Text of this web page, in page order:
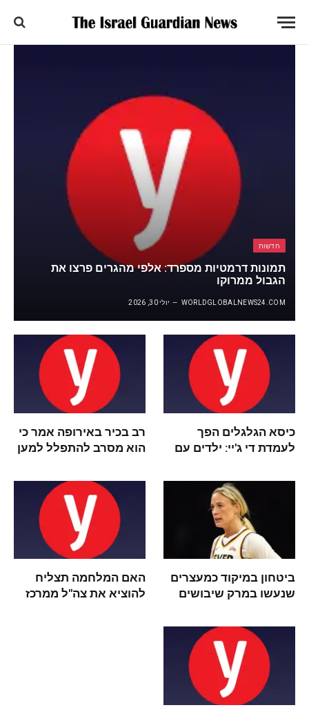
חדשות
תמונות דרמטיות מספרד: אלפי מהגרים פרצו את
הגבול ממרוקו
WORLDGLOBALNEWS24.COM יולי 30, 2026
כיסא הגלגלים הפך
לעמדת די ג'יי: ילדים עם
פורים בבית הנשיא
רב בכיר באירופה אמר כי
הוא מסרב להתפלל למען
ביטחון במיקוד כמעצרים
שנעשו במרק שיבושים
חדשות כדורסל
האם המלחמה תצליח
להוציא את צה"ל ממרכז